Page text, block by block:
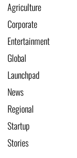
Agriculture
Corporate
Entertainment
Global
Launchpad
News
Regional
Startup
Stories